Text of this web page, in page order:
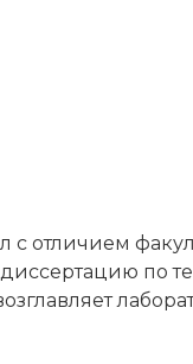
с отличием
по